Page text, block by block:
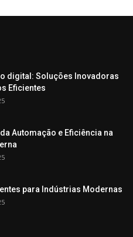
digital: Soluções Inovadoras
Eficientes
Automação e Eficiência na
para Indústrias Modernas